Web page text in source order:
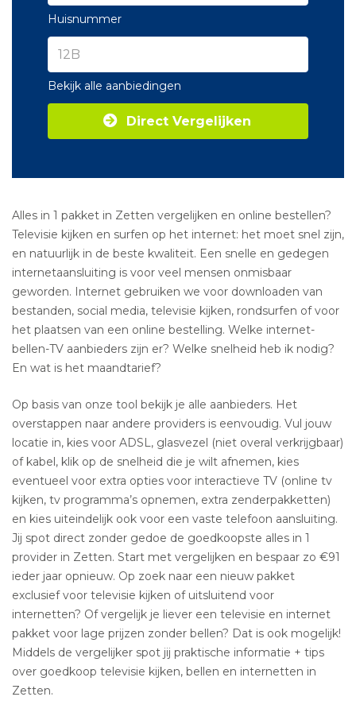
Huisnummer
Bekijk alle aanbiedingen
Direct Vergelijken
Alles in 1 pakket in Zetten vergelijken en online bestellen?
Televisie kijken en surfen op het internet: het moet snel zijn,
en natuurlijk in de beste kwaliteit. Een snelle en gedegen
internetaansluiting is voor veel mensen onmisbaar
geworden. Internet gebruiken we voor downloaden van
bestanden, social media, televisie kijken, rondsurfen of voor
het plaatsen van een online bestelling. Welke internet-
bellen-TV aanbieders zijn er? Welke snelheid heb ik nodig?
En wat is het maandtarief?
Op basis van onze tool bekijk je alle aanbieders. Het
overstappen naar andere providers is eenvoudig. Vul jouw
locatie in, kies voor ADSL, glasvezel (niet overal verkrijgbaar)
of kabel, klik op de snelheid die je wilt afnemen, kies
eventueel voor extra opties voor interactieve TV (online tv
kijken, tv programma’s opnemen, extra zenderpakketten)
en kies uiteindelijk ook voor een vaste telefoon aansluiting.
Jij spot direct zonder gedoe de goedkoopste alles in 1
provider in Zetten. Start met vergelijken en bespaar zo €91
ieder jaar opnieuw. Op zoek naar een nieuw pakket
exclusief voor televisie kijken of uitsluitend voor
internetten? Of vergelijk je liever een televisie en internet
pakket voor lage prijzen zonder bellen? Dat is ook mogelijk!
Middels de vergelijker spot jij praktische informatie + tips
over goedkoop televisie kijken, bellen en internetten in
Zetten.